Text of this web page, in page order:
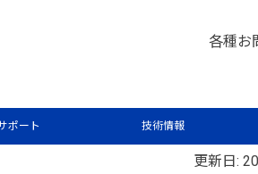
各種お
ポート 技術情報
検量線を書けるのか
更新日: